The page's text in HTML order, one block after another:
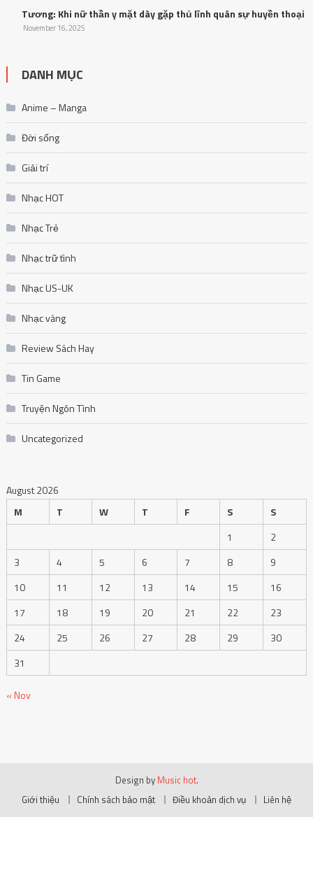
Tương: Khi nữ thần y mặt dày gặp thủ lĩnh quân sự huyền thoại
November 16, 2025
DANH MỤC
Anime – Manga
Đời sống
Giải trí
Nhạc HOT
Nhạc Trẻ
Nhạc trữ tình
Nhạc US-UK
Nhạc vàng
Review Sách Hay
Tin Game
Truyện Ngôn Tình
Uncategorized
August 2026
M
T W T F S
S
1
2
3
4 5 6 7 8
9
10
11 12 13 14 15
16
17
18 19 20 21 22
23
24
25 26 27 28 29
30
31
« Nov
Design by Music hot.
Giới thiệu
Chính sách bảo mật Điều khoản dịch vụ Liên hệ